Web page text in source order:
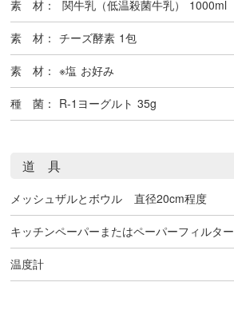
素 材： 関牛乳（低温殺菌牛乳） 1000ml
素 材： チーズ酵素 1包
素 材： ※塩 お好み
種 菌： R-1ヨーグルト 35g
道 具
メッシュザルとボウル 直径20cm程度
キッチンペーパーまたはペーパーフィルター
温度計